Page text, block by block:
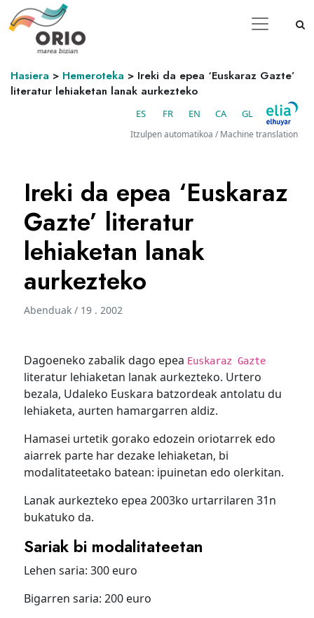
Hasiera > Hemeroteka > Ireki da epea ‘Euskaraz Gazte’
literatur lehiaketan lanak aurkezteko
ES FR EN CA GL
Itzulpen automatikoa / Machine translation
Ireki da epea ‘Euskaraz
Gazte’ literatur
lehiaketan lanak
aurkezteko
Abenduak / 19 . 2002
Dagoeneko zabalik dago epea Euskaraz Gazte
literatur lehiaketan lanak aurkezteko. Urtero
bezala, Udaleko Euskara batzordeak antolatu du
lehiaketa, aurten hamargarren aldiz.
Hamasei urtetik gorako edozein oriotarrek edo
aiarrek parte har dezake lehiaketan, bi
modalitateetako batean: ipuinetan edo olerkitan.
Lanak aurkezteko epea 2003ko urtarrilaren 31n
bukatuko da.
Sariak bi modalitateetan
Lehen saria: 300 euro
Bigarren saria: 200 euro